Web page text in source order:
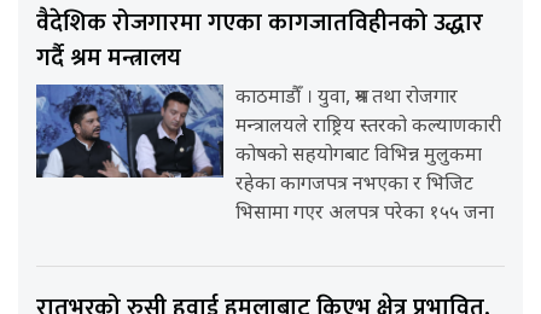
वैदेशिक रोजगारमा गएका कागजातविहीनको उद्धार
गर्दै श्रम मन्त्रालय
काठमाडौँ । युवा, श्रम तथा रोजगार
मन्त्रालयले राष्ट्रिय स्तरको कल्याणकारी
कोषको सहयोगबाट विभिन्न मुलुकमा
रहेका कागजपत्र नभएका र भिजिट
भिसामा गएर अलपत्र परेका १५५ जना